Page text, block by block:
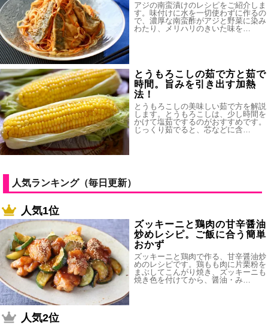
アジの南蛮漬けのレシピをご紹介しま
す。味付けに水を一切使わずに作るの
で、濃厚な南蛮酢がアジと野菜に染み
わたり、メリハリのきいた味を…
とうもろこしの茹で方と茹で
時間。旨みを引き出す加熱
法！
とうもろこしの美味しい茹で方を解説
します。とうもろこしは、少し時間を
かけて塩茹でするのがおすすめです。
じっくり茹でると、芯などに含…
人気ランキング（毎日更新）
人気1位
ズッキーニと鶏肉の甘辛醤油
炒めレシピ。ご飯に合う簡単
おかず
ズッキーニと鶏肉で作る、甘辛醤油炒
めのレシピです。鶏もも肉に片栗粉を
まぶしてこんがり焼き、ズッキーニも
焼き色を付けてから、醤油・み…
人気2位